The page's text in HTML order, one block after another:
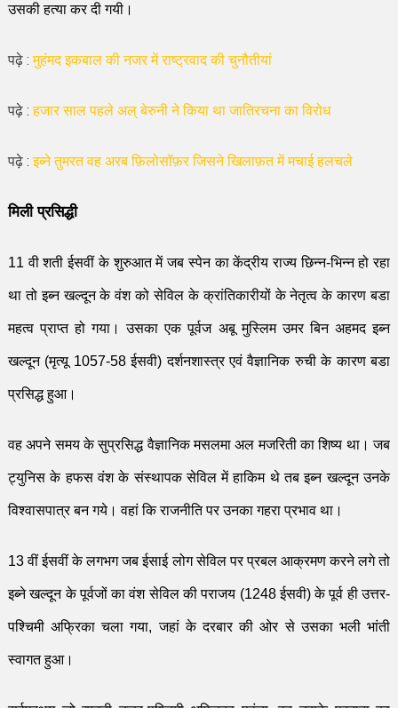
उसकी हत्या कर दी गयी।
पढ़े :मुहंमद इकबाल की नजर में राष्ट्रवाद की चुनौतीयां
पढ़े :हजार साल पहले अल् बेरुनी ने किया था जातिरचना का विरोध
पढ़े :इब्ने तुमरत वह अरब फ़िलोसॉफ़र जिसने खिलाफ़त में मचाई हलचले
मिली प्रसिद्धी
11वी शतीईसवीं केशुरुआत में जब स्पेन का केंद्रीय राज्य छिन्न-भिन्न हो रहा
था तो इब्न खल्दून के वंश को सेविल के क्रांतिकारीयों के नेतृत्व के कारण बडा
महत्व प्राप्त हो गया। उसका एक पूर्वज अबू मुस्लिम उमर बिन अहमद इब्न
खल्दून (मृत्यू 1057-58ईसवी) दर्शनशास्त्र एवं वैज्ञानिक रुची के कारण बडा
प्रसिद्ध हुआ।
वह अपने समय के सुप्रसिद्ध वैज्ञानिक मसलमा अल मजरिती का शिष्य था। जब
ट्युनिस के हफस वंश के संस्थापक सेविल में हाकिम थे तब इब्न खल्दून उनके
विश्वासपात्र बन गये। वहां कि राजनीति पर उनका गहरा प्रभाव था।
13वीं ईसवीं के लगभग जब ईसाई लोग सेविल पर प्रबल आक्रमण करने लगे तो
इब्ने खल्दून के पूर्वजों का वंश सेविल की पराजय (1248ईसवी) के पूर्व ही उत्तर-
पश्चिमी अफ्रिका चला गया,जहां के दरबार की ओर से उसका भली भांती
स्वागत हुआ।